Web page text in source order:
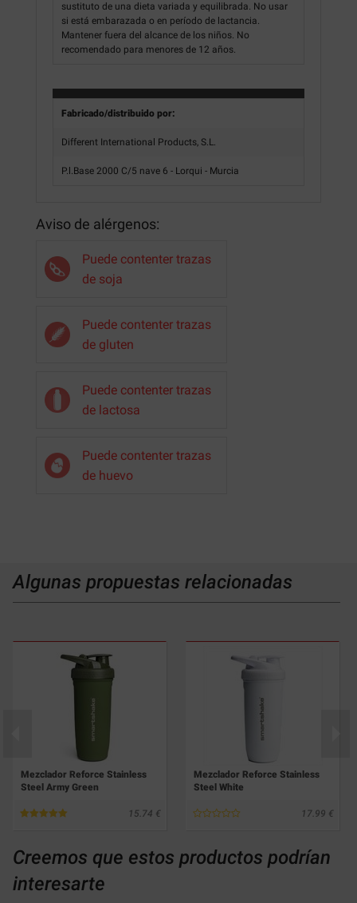
sustituto de una dieta variada y equilibrada. No usar
si está embarazada o en período de lactancia.
Mantener fuera del alcance de los niños. No
recomendado para menores de 12 años.
Fabricado/distribuido por:
Different International Products, S.L.
P.l.Base 2000 C/5 nave 6 - Lorqui - Murcia
Aviso de alérgenos:
Puede contenter trazas
de soja
Puede contenter trazas
de gluten
Puede contenter trazas
de lactosa
Puede contenter trazas
de huevo
Algunas propuestas relacionadas
Mezclador Reforce Stainless
Steel Army Green
15.74
Mezclador Reforce Stainless
Steel White
17.99
Creemos que estos productos podrían
interesarte